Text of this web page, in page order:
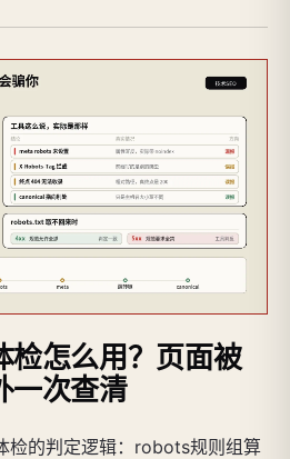
检怎么用？页面被
一次查清
检的判定逻辑：robots规则组算